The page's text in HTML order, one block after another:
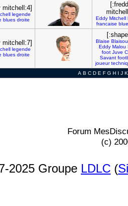
mitchell:4]
legende
blues droite Eddy Mitchell
francaise
mitchell:7]
legende
blues droite
Blaise Blaisou
Eddy Malou
foot Juve
Savant
joueur
A B C D E F G H I J K
Forum
(c)
2025 Groupe LDLC (